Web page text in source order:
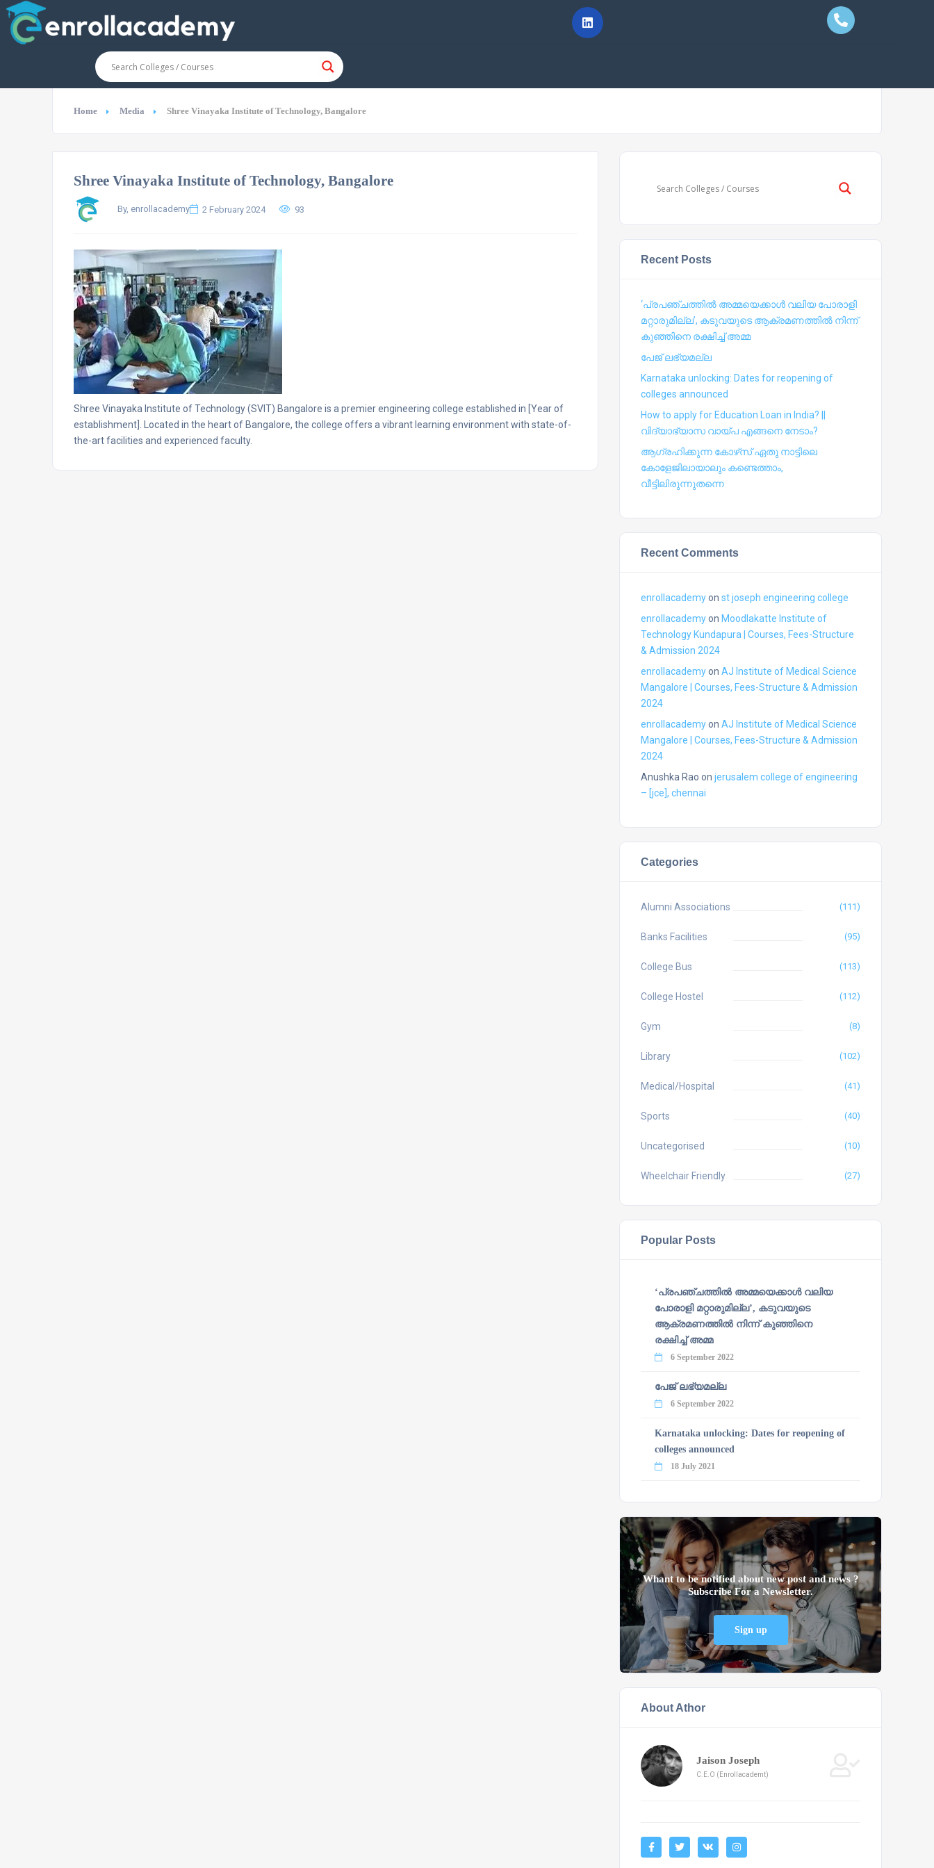
Home Media Shree Vinayaka Institute of Technology, Bangalore
Shree Vinayaka Institute of Technology, Bangalore
By, enrollacademy 2 February 2024 93
Shree Vinayaka Institute of Technology (SVIT) Bangalore is a premier engineering college established in [Year of
establishment]. Located in the heart of Bangalore, the college offers a vibrant learning environment with state-of-
the-art facilities and experienced faculty.
Recent Posts
‘പ്രപഞ്ചത്തില്‍ അമ്മയെക്കാള്‍ വലിയ പോരാളി
മറ്റാരുമില്ല’, കടുവയുടെ ആക്രമണത്തില്‍ നിന്ന്
കുഞ്ഞിനെ രക്ഷിച്ച് അമ്മ
പേജ് ലഭ്യമല്ല
Karnataka unlocking: Dates for reopening of
colleges announced
How to apply for Education Loan in India? ||
വിദ്യാഭ്യാസ വായ്പ എങ്ങനെ നേടാം?
ആഗ്രഹിക്കുന്ന കോഴ്‍സ് ഏതു നാട്ടിലെ
കോളേജിലായാലും കണ്ടെത്താം,
വീട്ടിലിരുന്നുതന്നെ
Recent Comments
enrollacademyon st joseph engineering college
enrollacademyon Moodlakatte Institute of
Technology Kundapura | Courses, Fees-Structure
& Admission 2024
enrollacademyon AJ Institute of Medical Science
Mangalore | Courses, Fees-Structure & Admission
2024
enrollacademyon AJ Institute of Medical Science
Mangalore | Courses, Fees-Structure & Admission
2024
Anushka Rao on jerusalem college of engineering
– [jce], chennai
Categories
Alumni Associations (111)
Banks Facilities (95)
College Bus (113)
College Hostel (112)
Gym (8)
Library (102)
Medical/Hospital (41)
Sports (40)
Uncategorised (10)
Wheelchair Friendly (27)
Popular Posts
‘പ്രപഞ്ചത്തില്‍ അമ്മയെക്കാള്‍ വലിയ
പോരാളി മറ്റാരുമില്ല’, കടുവയുടെ
ആക്രമണത്തില്‍ നിന്ന് കുഞ്ഞിനെ
രക്ഷിച്ച് അമ്മ
6 September 2022
പേജ് ലഭ്യമല്ല
6 September 2022
Karnataka unlocking: Dates for reopening of
colleges announced
18 July 2021
Whant to be notified about new post and news ?
Subscribe For a Newsletter.
Sign up
About Athor
Jaison Joseph
C.E.O (Enrollacademt)